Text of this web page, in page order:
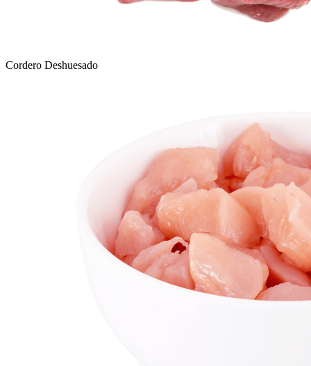
Cordero Deshuesado